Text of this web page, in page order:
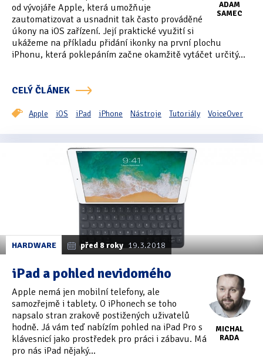
ADAM
SAMEC
od vývojáře Apple, která umožňuje
zautomatizovat a usnadnit tak často prováděné
úkony na iOS zařízení. Její praktické využití si
ukážeme na příkladu přidání ikonky na první plochu
iPhonu, která poklepáním začne okamžitě vytáčet určitý...
CELÝ ČLÁNEK
Apple iOS iPad iPhone Nástroje Tutoriály VoiceOver
HARDWARE před 8 roky 19.3.2018
MICHAL
RADA
iPad a pohled nevidomého
Apple nemá jen mobilní telefony, ale
samozřejmě i tablety. O iPhonech se toho
napsalo stran zrakově postižených uživatelů
hodně. Já vám teď nabízím pohled na iPad Pro s
klávesnicí jako prostředek pro práci i zábavu. Má
pro nás iPad nějaký...